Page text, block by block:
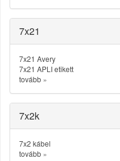
7x21
7x21 Avery
7x21 APLI etikett
tovább »
7x2k
7x2 kábel
tovább »